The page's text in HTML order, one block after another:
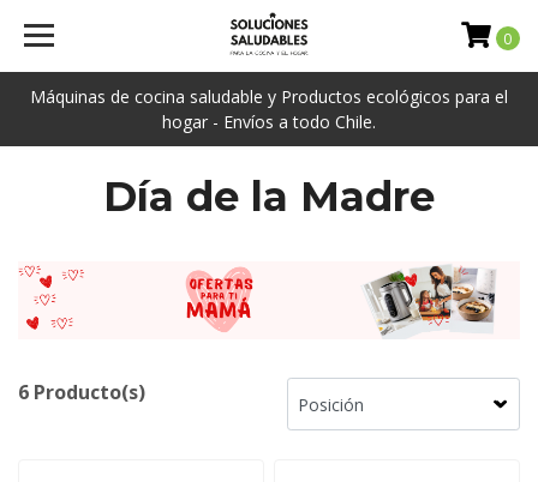
Máquinas de cocina saludable y Productos ecológicos para el
hogar - Envíos a todo Chile.
0
Día de la Madre
6 Producto(s)